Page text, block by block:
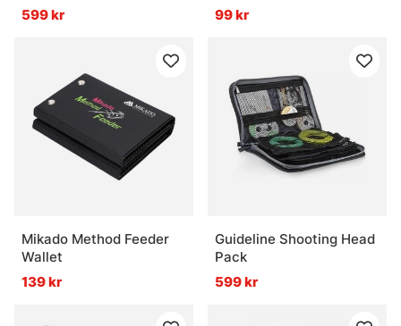
599 kr
99 kr
Mikado Method Feeder
Wallet
139 kr
Guideline Shooting Head
Pack
599 kr